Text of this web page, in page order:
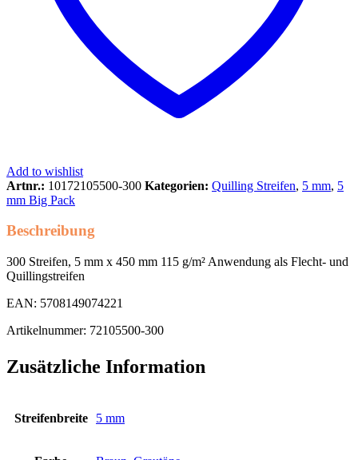
Add to wishlist
Artnr.: 10172105500-300 Kategorien: Quilling Streifen, 5 mm, 5
mm Big Pack
Beschreibung
300 Streifen, 5 mm x 450 mm 115 g/m² Anwendung als Flecht- und
Quillingstreifen
EAN: 5708149074221
Artikelnummer: 72105500-300
Zusätzliche Information
Streifenbreite 5 mm